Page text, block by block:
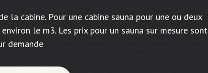
cabine. Pour une cabine sauna pour une ou deux
le m3. Les prix pour un sauna sur mesure sont
demande